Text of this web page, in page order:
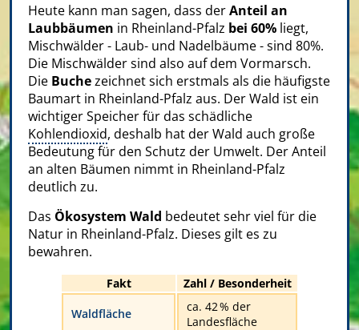
Heute kann man sagen, dass derAnteil an
Laubbäumen in Rheinland-Pfalz bei 60% liegt,
Mischwälder - Laub- und Nadelbäume - sind 80%.
Die Mischwälder sind also auf dem Vormarsch.
Die Buchezeichnet sich erstmals als die häufigste
Baumart in Rheinland-Pfalz aus. Der Wald ist ein
wichtiger Speicher für das schädliche
Kohlendioxid, deshalb hat der Wald auch große
Bedeutung für den Schutz der Umwelt. Der Anteil
an alten Bäumen nimmt in Rheinland-Pfalz
deutlich zu.
Das Ökosystem Wald bedeutet sehr viel für die
Natur in Rheinland-Pfalz. Dieses gilt es zu
bewahren.
Fakt
Zahl / Besonderheit
Waldfläche
ca. 42 % der
Landesfläche